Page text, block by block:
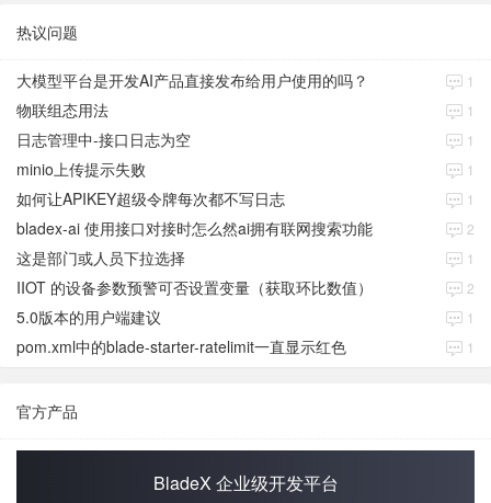
热议问题
大模型平台是开发AI产品直接发布给用户使用的吗？ 1
物联组态用法 1
日志管理中-接口日志为空 1
minio上传提示失败 1
如何让APIKEY超级令牌每次都不写日志 1
bladex-ai 使用接口对接时怎么然ai拥有联网搜索功能 2
这是部门或人员下拉选择 1
IIOT 的设备参数预警可否设置变量（获取环比数值） 2
5.0版本的用户端建议 1
pom.xml中的blade-starter-ratelimit一直显示红色 1
官方产品
BladeX 企业级开发平台